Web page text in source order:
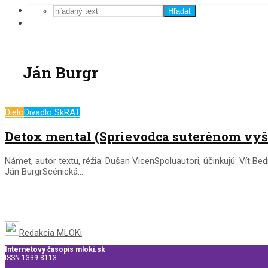
Hľadať
Ján Burgr
DieloDivadlo SkRAT
Detox mental (Sprievodca suterénom
Námet, autor textu, réžia: Dušan VicenSpoluautori, účinkujú: Vít
Ján BurgrScénická...
Redakcia MLOKi
Internetový časopis mloki.sk
ISSN 1339-8113